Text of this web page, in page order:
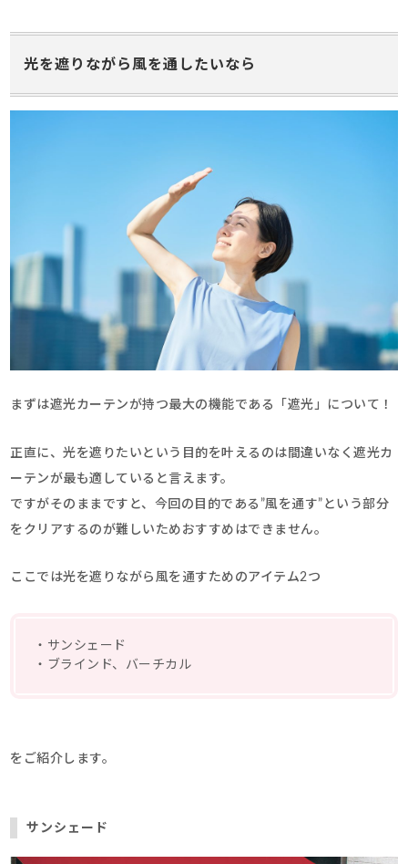
光を遮りながら風を通したいなら
まずは遮光カーテンが持つ最大の機能である「遮光」について！
正直に、光を遮りたいという目的を叶えるのは間違いなく遮光カ
ーテンが最も適していると言えます。
ですがそのままですと、今回の目的である”風を通す”という部分
をクリアするのが難しいためおすすめはできません。
ここでは光を遮りながら風を通すためのアイテム2つ
・サンシェード
・ブラインド、バーチカル
をご紹介します。
サンシェード